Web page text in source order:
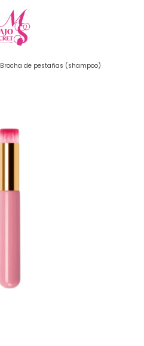
Brocha de pestañas (shampoo)